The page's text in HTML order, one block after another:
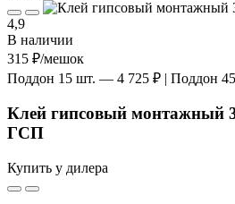
4,9
В наличии
315 ₽/мешок
Поддон 15 шт. — 4 725 ₽ | Поддон
Клей гипсовый монтажный
ГСП
Купить у дилера